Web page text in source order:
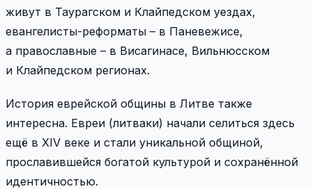
живут в Таурагском и Клайпедском уездах,
евангелисты-­реформаты – в Паневежисе,
а православные – в Висагинасе, Вильнюсском
и Клайпедском регионах.
История еврейской общины в Литве также
интересна. Евреи (литваки) начали селиться здесь
ещё в XIV веке и стали уникальной общиной,
прославившейся богатой культурой и сохранённой
идентичностью.